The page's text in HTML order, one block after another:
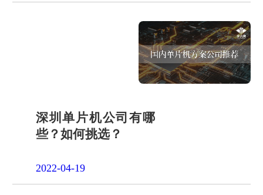
深圳单片机公司有哪
些？如何挑选？
2022-04-19